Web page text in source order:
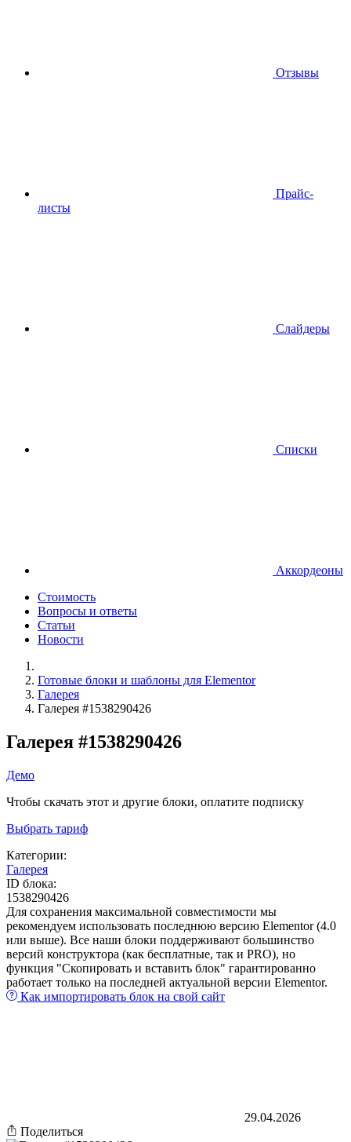
Отзывы
Прайс-
листы
Слайдеры
Списки
Аккордеоны
Стоимость
Вопросы и ответы
Статьи
Новости
Готовые блоки и шаблоны для Elementor
Галерея
Галерея #1538290426
Галерея #1538290426
Демо
Чтобы скачать этот и другие блоки, оплатите подписку
Выбрать тариф
Категории:
Галерея
ID блока:
1538290426
Для сохранения максимальной совместимости мы
рекомендуем использовать последнюю версию Elementor (4.0
или выше). Все наши блоки поддерживают большинство
версий конструктора (как бесплатные, так и PRO), но
функция "Скопировать и вставить блок" гарантированно
работает только на последней актуальной версии Elementor.
Как импортировать блок на свой сайт
29.04.2026
Поделиться